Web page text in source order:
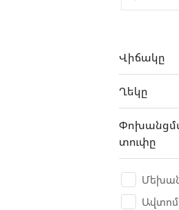
Dodge
Dooxin
DS
DUCATI
Վիճակը
Ղեկը
տուփը